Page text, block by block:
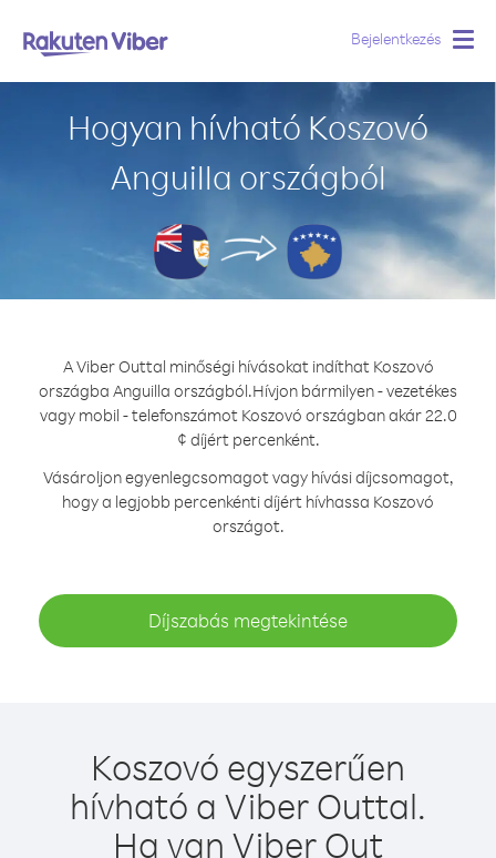
Bejelentkezés
Hogyan hívható Koszovó
Anguilla országból
A Viber Outtal minőségi hívásokat indíthat Koszovó
országba Anguilla országból.Hívjon bármilyen - vezetékes
vagy mobil - telefonszámot Koszovó országban akár 22.0
¢ díjért percenként.
Vásároljon egyenlegcsomagot vagy hívási díjcsomagot,
hogy a legjobb percenkénti díjért hívhassa Koszovó
országot.
Díjszabás megtekintése
Koszovó egyszerűen
hívható a Viber Outtal.
Ha van Viber Out